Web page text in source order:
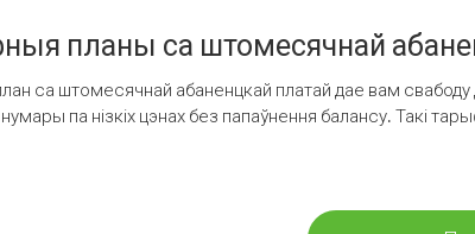
планы са штомесячнай
са штомесячнай абаненцкай платай дае вам
па нізкіх цэнах без папаўнення балансу. Такі